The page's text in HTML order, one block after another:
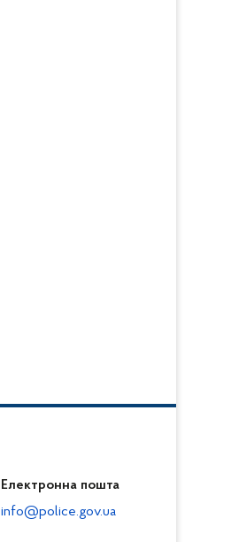
Електронна пошта
info@police.gov.ua